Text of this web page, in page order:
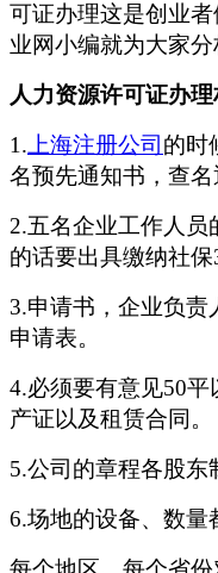
可证办理这是创业
业网小编就为大家分
人力资源许可证办理
1.上海注册公司 的时
名预先通知书，查名
2.五名企业工作人员
的话要出具缴纳社保
3.申请书，企业负
申请表。
4.必须要有意见50
产证以及租赁合同。
5.公司的章程各股东
6.场地的设备、数量